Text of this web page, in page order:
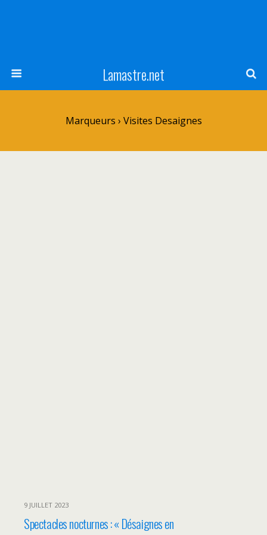
Lamastre.net
Marqueurs › Visites Desaignes
9 JUILLET 2023
Spectacles nocturnes : « Désaignes en